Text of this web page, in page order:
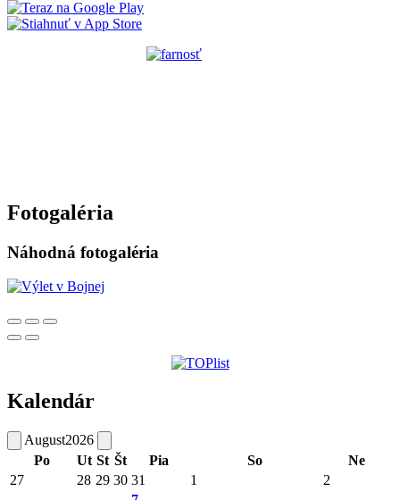
Fotogaléria
Náhodná fotogaléria
Kalendár
August2026
Po
Ut St Št Pia So
Ne
27
28 29 30 31 1 2